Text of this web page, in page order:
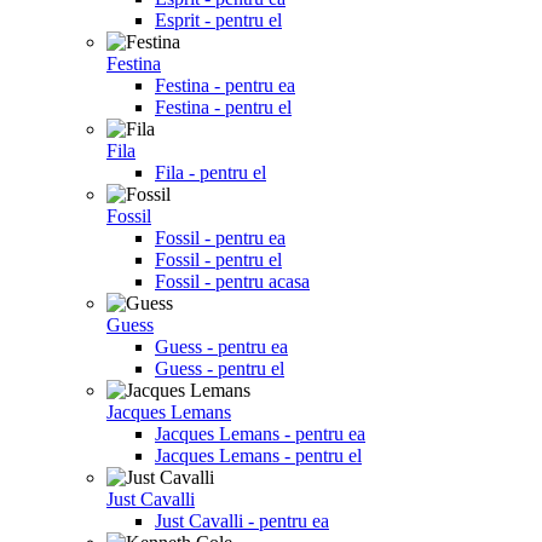
Esprit - pentru el
Festina
Festina - pentru ea
Festina - pentru el
Fila
Fila - pentru el
Fossil
Fossil - pentru ea
Fossil - pentru el
Fossil - pentru acasa
Guess
Guess - pentru ea
Guess - pentru el
Jacques Lemans
Jacques Lemans - pentru ea
Jacques Lemans - pentru el
Just Cavalli
Just Cavalli - pentru ea